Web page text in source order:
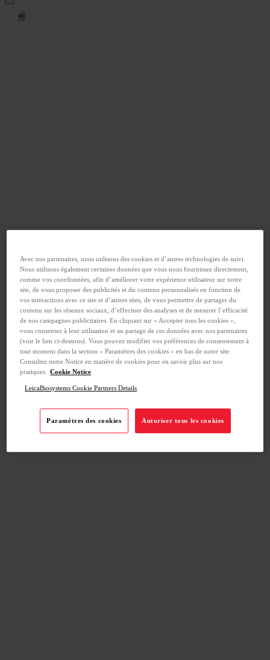
Avec nos partenaires, nous utilisons des cookies et d’autres technologies de suivi.
Nous utilisons également certaines données que vous nous fournissez directement,
comme vos coordonnées, afin d’améliorer votre expérience utilisateur sur notre
site, de vous proposer des publicités et du contenu personnalisés en fonction de
vos interactions avec ce site et d’autres sites, de vous permettre de partager du
contenu sur les réseaux sociaux, d’effectuer des analyses et de mesurer l’efficacité
de nos campagnes publicitaires. En cliquant sur « Accepter tous les cookies »,
vous consentez à leur utilisation et au partage de ces données avec nos partenaires
(voir le lien ci-dessous). Vous pouvez modifier vos préférences de consentement à
tout moment dans la section « Paramètres des cookies » en bas de notre site.
Consultez notre Notice en matière de cookies pour en savoir plus sur nos
pratiques. Cookie Notice
LeicaBiosystems Cookie Partners Details
Paramètres des cookies Autoriser tous les cookies